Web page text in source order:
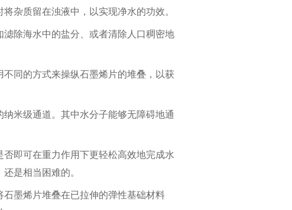
杂质留在浊液中，以实现净水的功效。
除海水中的盐分、或者清除人口稠密地
同的方式来操纵石墨烯片的堆叠，以获
米级通道。其中水分子能够无障碍地通
即可在重力作用下更轻松高效地完成水
是相当困难的。
墨烯片堆叠在已拉伸的弹性基础材料